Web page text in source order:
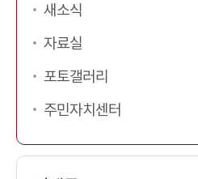
새소식
자료실
포토갤러리
주민자치센터